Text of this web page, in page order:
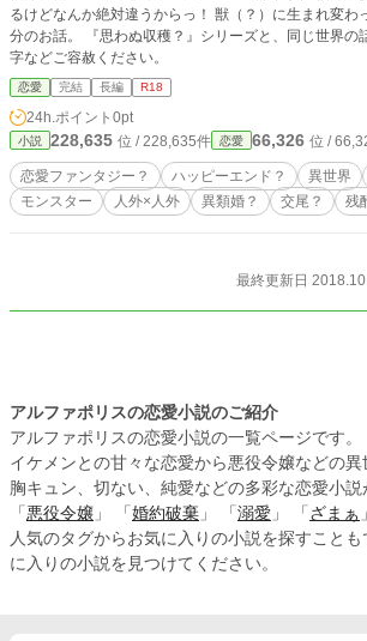
るけどなんか絶対違うからっ！ 獣（？）に生まれ変わった私と、獣（？）な親
分のお話。 『思わぬ収穫？』シリーズと、同じ世界の話となります。 誤字・脱
字などご容赦ください。
恋愛 完結 長編 R18
24h.ポイント 0pt
小説 228,635 位 / 228,635件 恋愛 66,326 位 /
恋愛ファンタジー？ ハッピーエンド？ 異世界
モンスター
人外×人外 異類婚？ 交尾？ 残
最終更新日
アルファポリスの恋愛小説のご紹介
アルファポリスの恋愛小説の一覧ページです。
イケメンとの甘々な恋愛から悪役令嬢などの異
胸キュン、切ない、純愛などの多彩な恋愛小説
「 悪役令嬢 」 「 婚約破棄 」 「 溺愛 」 「 ざまぁ
人気のタグからお気に入りの小説を探すこと
に入りの小説を見つけてください。